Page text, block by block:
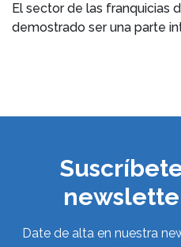
El sector de las franquicias
demostrado ser una parte
De acuerdo con el"Informe
enseñas activasen el
las cuales suman un total
La facturación anual
Date de alta en nuestra